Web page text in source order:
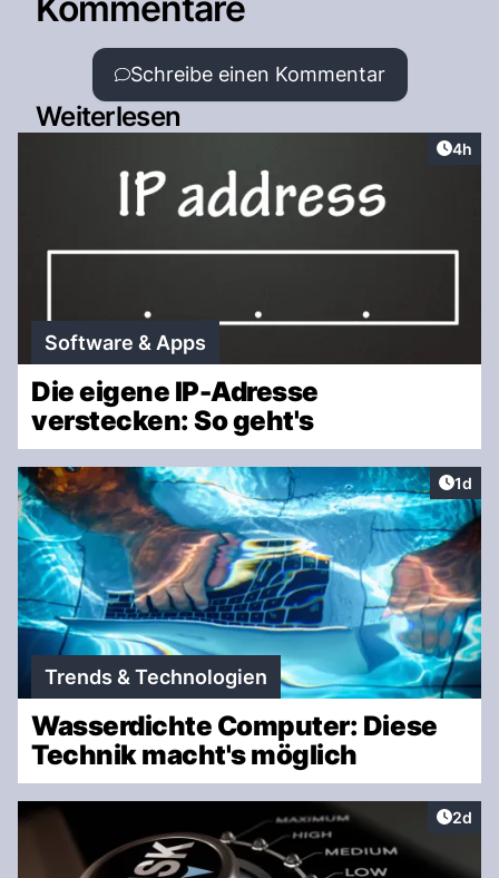
Schreibe einen Kommentar
Weiterlesen
4h
Software & Apps
Die eigene IP-Adresse
verstecken: So geht's
1d
Trends & Technologien
Wasserdichte Computer: Diese
Technik macht's möglich
2d